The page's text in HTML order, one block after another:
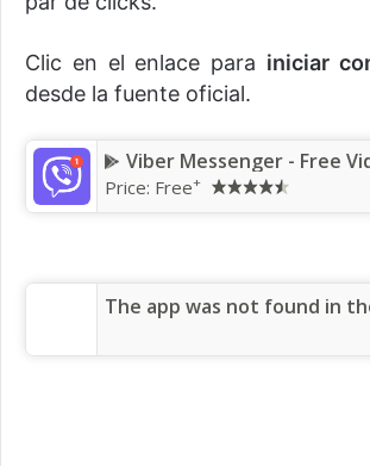
Clic en el enlace para iniciar
desde la fuente oficial.
Price: Free+
The app was not found in